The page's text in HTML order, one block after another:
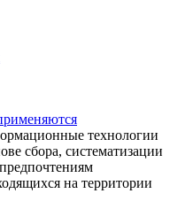
технологии
сбора, систематизации
на территории